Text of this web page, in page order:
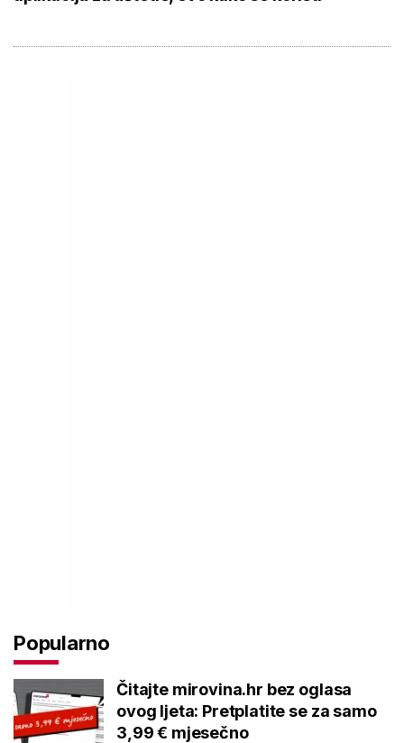
Popularno
Čitajte mirovina.hr bez oglasa
ovog ljeta: Pretplatite se za samo
3,99 € mjesečno